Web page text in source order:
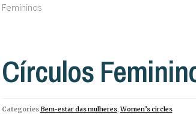
Femininos
Círculos
CategoriesBem-estar das mulheres,Women’s circles